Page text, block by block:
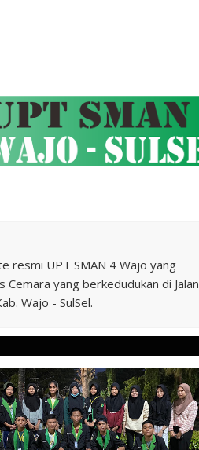
resmi UPT SMAN 4 Wajo yang
yang berkedudukan di Jalan
Wajo - SulSel.